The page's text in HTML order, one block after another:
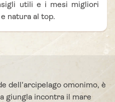
utili e i mesi migliori
natura al top.
dell'arcipelago omonimo, è
giungla incontra il mare